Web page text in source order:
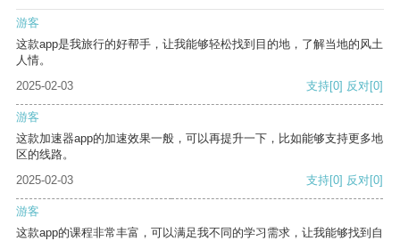
游客
这款app是我旅行的好帮手，让我能够轻松找到目的地，了解当地的风土
人情。
2025-02-03
支持[0] 反对[0]
游客
这款加速器app的加速效果一般，可以再提升一下，比如能够支持更多地
区的线路。
2025-02-03
支持[0] 反对[0]
游客
这款app的课程非常丰富，可以满足我不同的学习需求，让我能够找到自